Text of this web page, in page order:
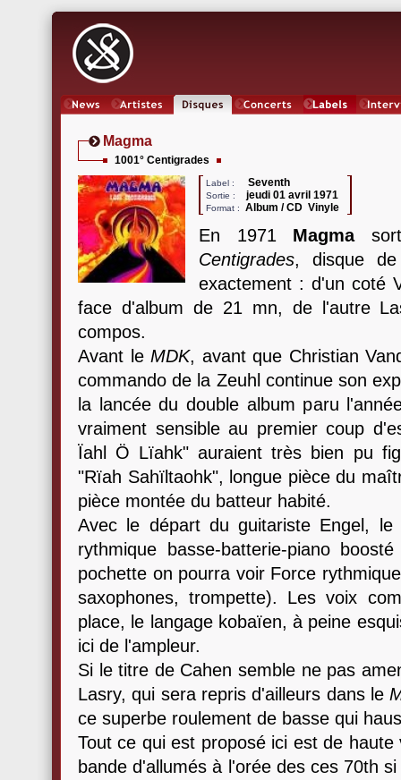
Magma
1001° Centigrades
Label : Seventh
Sortie : jeudi 01 avril 1971
Format : Album / CD Vinyle
En 1971 Magmasort
Centigrades, disque de
exactement : d'un coté
face d'album de 21 mn, de l'autre
compos.
Avant leMDK, avant que Christian
commando de la Zeuhl continue son
la lancée du double album paru
vraiment sensible au premier coup
Ïahl Ö Lïahk" auraient très bien pu
"Rïah Sahïltaohk", longue pièce du
pièce montée du batteur habité.
Avec le départ du guitariste Engel,
rythmique basse-batterie-piano
pochette on pourra voir Force
saxophones, trompette). Les voix
place, le langage kobaïen, à peine
ici de l'ampleur.
Si le titre de Cahen semble ne pas
Lasry, qui sera repris d'ailleurs dans le
ce superbe roulement de basse qui
Tout ce qui est proposé ici est de
bande d'allumés à l'orée des ces 70th